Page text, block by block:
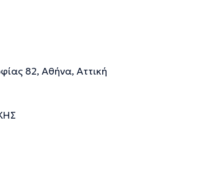
doctoranytime βασισμένη σε επαληθευμένες πληροφορίες.
82, Αθήνα, Αττική